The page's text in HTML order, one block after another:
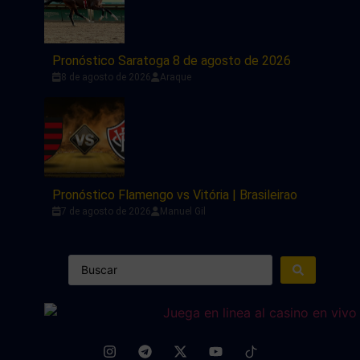
Pronóstico Saratoga 8 de agosto de 2026
8 de agosto de 2026 Araque
Pronóstico Flamengo vs Vitória | Brasileirao
7 de agosto de 2026 Manuel Gil